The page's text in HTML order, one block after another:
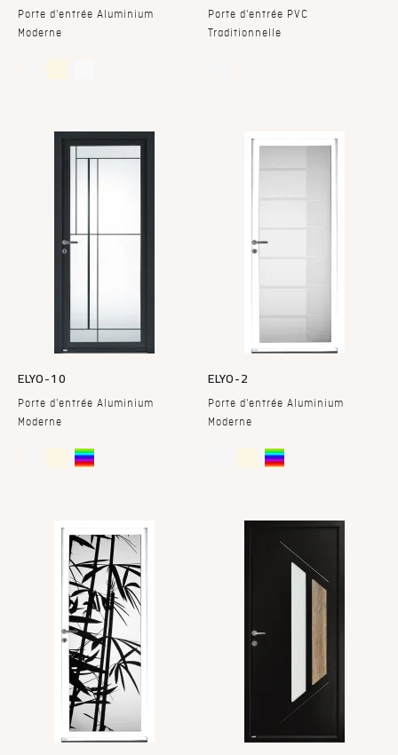
Porte d'entrée Aluminium
Moderne
Porte d'entrée PVC
Traditionnelle
ELYO-10
Porte d'entrée Aluminium
Moderne
ELYO-2
Porte d'entrée Aluminium
Moderne